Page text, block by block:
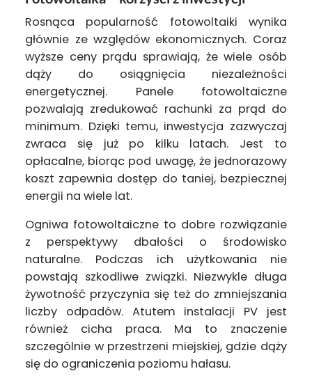
Rosnąca popularność fotowoltaiki wynika
głównie ze względów ekonomicznych. Coraz
wyższe ceny prądu sprawiają, że wiele osób
dąży do osiągnięcia niezależności
energetycznej. Panele fotowoltaiczne
pozwalają zredukować rachunki za prąd do
minimum. Dzięki temu, inwestycja zazwyczaj
zwraca się już po kilku latach. Jest to
opłacalne, biorąc pod uwagę, że jednorazowy
koszt zapewnia dostęp do taniej, bezpiecznej
energii na wiele lat.
Ogniwa fotowoltaiczne to dobre rozwiązanie
z perspektywy dbałości o środowisko
naturalne. Podczas ich użytkowania nie
powstają szkodliwe związki. Niezwykle długa
żywotność przyczynia się też do zmniejszania
liczby odpadów. Atutem instalacji PV jest
również cicha praca. Ma to znaczenie
szczególnie w przestrzeni miejskiej, gdzie dąży
się do ograniczenia poziomu hałasu.